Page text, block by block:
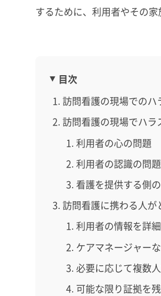
するために、利用者やその
目次
訪問看護の現場でのハ
訪問看護の現場でハラ
利用者の心の問題
利用者の認識の問題
看護を提供する側
訪問看護に携わる人が
利用者の情報を詳
ケアマネージャー
必要に応じて複数
可能な限り証拠を